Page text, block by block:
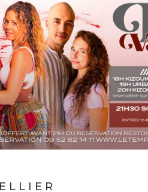
L L I E R